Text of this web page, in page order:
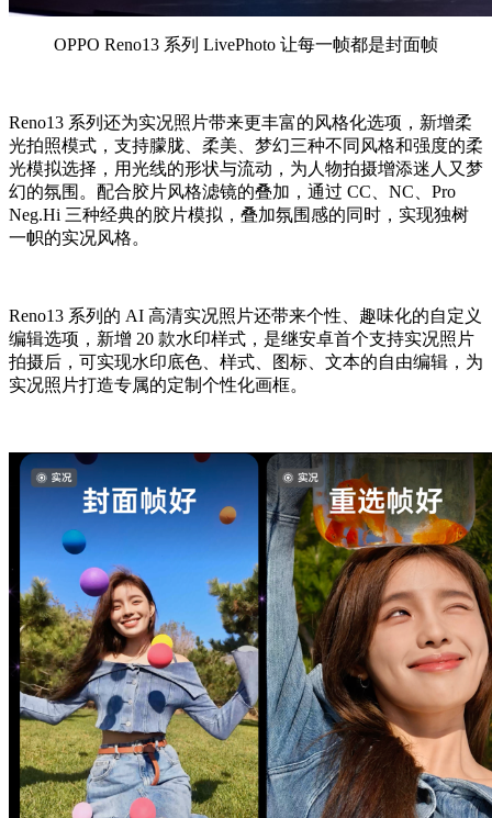
OPPO Reno13 系列 LivePhoto 让每一帧都是封面帧
Reno13 系列还为实况照片带来更丰富的风格化选项，新增柔
光拍照模式，支持朦胧、柔美、梦幻三种不同风格和强度的柔
光模拟选择，用光线的形状与流动，为人物拍摄增添迷人又梦
幻的氛围。配合胶片风格滤镜的叠加，通过 CC、NC、Pro
Neg.Hi 三种经典的胶片模拟，叠加氛围感的同时，实现独树
一帜的实况风格。
Reno13 系列的 AI 高清实况照片还带来个性、趣味化的自定义
编辑选项，新增 20 款水印样式，是继安卓首个支持实况照片
拍摄后，可实现水印底色、样式、图标、文本的自由编辑，为
实况照片打造专属的定制个性化画框。